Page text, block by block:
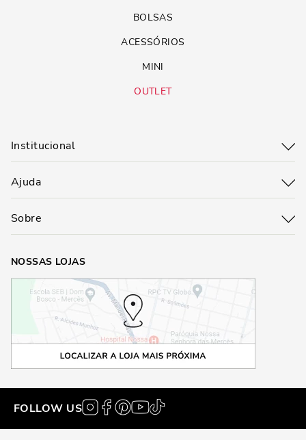
BOLSAS
ACESSÓRIOS
MINI
OUTLET
Institucional
Ajuda
Sobre
NOSSAS LOJAS
FOLLOW US